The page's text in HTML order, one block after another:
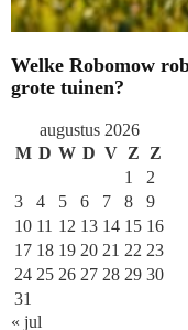
Welke Robomow
grote tuinen?
augustus 2026
M D W D V Z Z
1
2
3
4 5 6 7 8
9
10 11 12 13 14 15 16
17 18 19 20 21 22 23
24 25 26 27 28 29 30
31
« jul